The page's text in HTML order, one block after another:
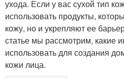
ухода. Если у вас сухой тип
использовать продукты,
кожу, но и укрепляют ее
статье мы рассмотрим, какие
использовать для создания
кожи лица.